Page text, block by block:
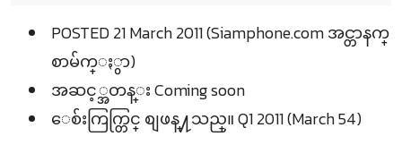
POSTED 21 March 2011 (Siamphone.com အင္တာနက္
စာမ်က္ႏွာ)
အဆင့္အတန္း Coming soon
ေစ်းကြက္တြင္ စျဖန္႔သည္။ Q1 2011 (March 54)